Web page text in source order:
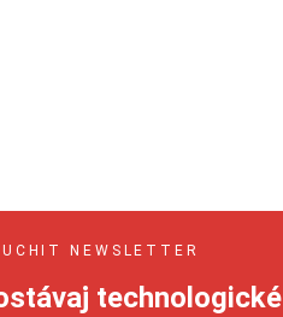
NEWSLETTER
technologické